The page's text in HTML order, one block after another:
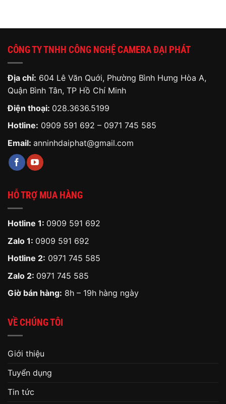
CÔNG TY TNHH CÔNG NGHỆ CAMERA ĐẠI PHÁT
Địa chỉ: 604 Lê Văn Quới, Phường Bình Hưng Hòa A,
Quận Bình Tân, TP Hồ Chí Minh
Điện thoại: 028.3636.5199
Hotline: 0909 591 692 – 0971 745 585
Email: anninhdaiphat@gmail.com
HỖ TRỢ MUA HÀNG
Hotline 1: 0909 591 692
Zalo 1: 0909 591 692
Hotline 2: 0971 745 585
Zalo 2: 0971 745 585
Giờ bán hàng: 8h – 19h hàng ngày
VỀ CHÚNG TÔI
Giới thiệu
Tuyển dụng
Tin tức